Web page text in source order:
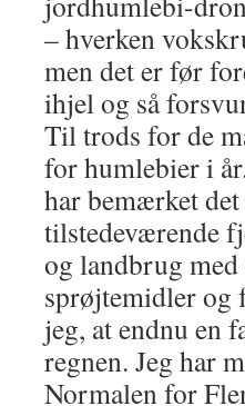
– hverken
men det er før
ihjel og så
Til trods for de
for humlebier i
har bemærket
tilstedeværende
og landbrug
sprøjtemidler og
jeg, at endnu en
regnen. Jeg har
Normalen for